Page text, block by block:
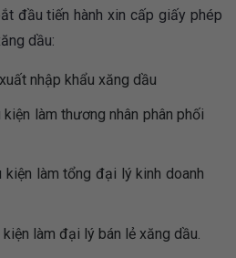
đầu tiến hành xin cấp giấy phép
dầu:
nhập khẩu xăng dầu
làm thương nhân phân phối
kiện làm tổng đại lý kinh doanh
làm đại lý bán lẻ xăng dầu.